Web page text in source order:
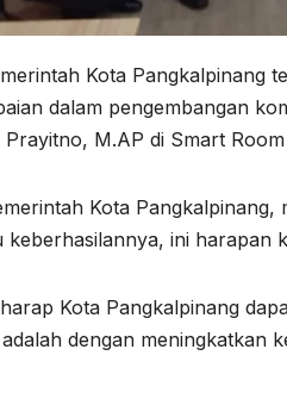
Kota Pangkalpinang
dalam pengembangan
M.AP di Smart
Kota
keberhasilannya, ini harapan
Kota Pangkalpinang
dengan meningkatkan